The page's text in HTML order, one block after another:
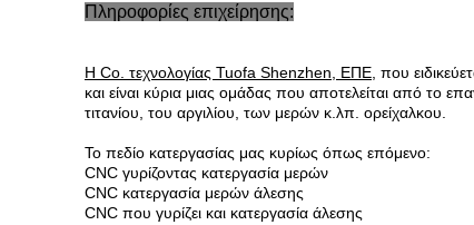
Πληροφορίες επιχείρησης:
Η Co. τεχνολογίας Tuofa Shenzhen, ΕΠΕ , που
και είναι κύρια μιας ομάδας που αποτελείται από το
τιτανίου, του αργιλίου, των μερών κ.λπ. ορείχαλκου.
Το πεδίο κατεργασίας μας κυρίως όπως επόμενο:
CNC γυρίζοντας κατεργασία μερών
CNC κατεργασία μερών άλεσης
CNC που γυρίζει και κατεργασία άλεσης